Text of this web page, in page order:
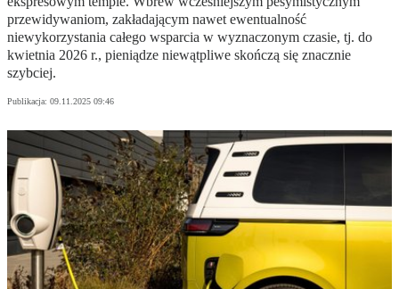
przewidywaniom, zakładającym nawet ewentualność
niewykorzystania całego wsparcia w wyznaczonym czasie, tj. do
kwietnia 2026 r., pieniądze niewątpliwe skończą się znacznie
szybciej.
Publikacja: 09.11.2025 09:46